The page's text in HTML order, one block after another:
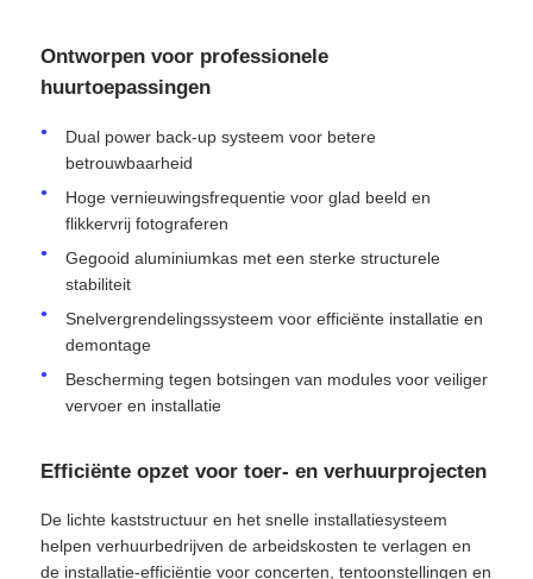
Offerte Aanvragen
LED-videomuurweergave
LED -schermscherm
Overleg het LEIDENE Scherm
Transparant LED -display
Ontworpen voor professionele
huurtoepassingen
Dual power back-up systeem voor betere
betrouwbaarheid
Hoge vernieuwingsfrequentie voor glad beeld en
flikkervrij fotograferen
Gegooid aluminiumkas met een sterke structurele
stabiliteit
Snelvergrendelingssysteem voor efficiënte installatie en
demontage
Bescherming tegen botsingen van modules voor veiliger
vervoer en installatie
Efficiënte opzet voor toer- en verhuurprojecten
De lichte kaststructuur en het snelle installatiesysteem
helpen verhuurbedrijven de arbeidskosten te verlagen en
de installatie-efficiëntie voor concerten, tentoonstellingen en